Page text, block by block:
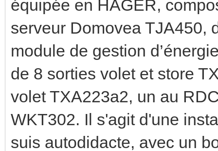
équipée en HAGER,
serveur Domovea TJA450,
module de gestion
de 8 sorties volet et store
volet TXA223a2, un au
WKT302. Il s'agit d'une
suis autodidacte, avec un